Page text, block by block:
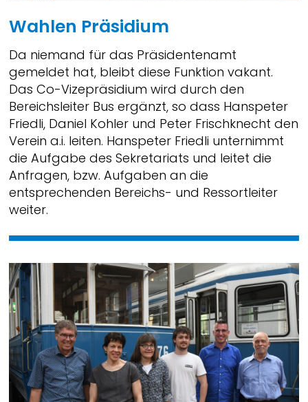
Wahlen Präsidium
Da niemand für das Präsidentenamt
gemeldet hat, bleibt diese Funktion vakant.
Das Co-Vizepräsidium wird durch den
Bereichsleiter Bus ergänzt, so dass Hanspeter
Friedli, Daniel Kohler und Peter Frischknecht den
Verein a.i. leiten. Hanspeter Friedli unternimmt
die Aufgabe des Sekretariats und leitet die
Anfragen, bzw. Aufgaben an die
entsprechenden Bereichs- und Ressortleiter
weiter.